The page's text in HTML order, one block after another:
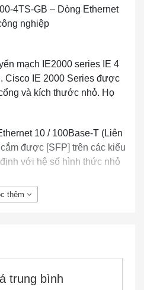
4TS-GB – Dòng Ethernet
nghiệp
mạch IE2000 series IE 4
Cisco IE 2000 Series được
và kích thước nhỏ. Họ
10 / 100Base-T (Liên
được [SFP] trên các kiểu
với hệ số hình thức nhỏ
SFP (100 Mbps và 1 Gbps)
rơ le cảnh báo, giá đỡ
nghiệp qua Ethernet (PoE)
thêm
trung bình